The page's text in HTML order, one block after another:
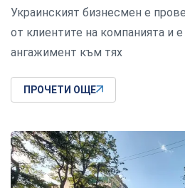
Украинският бизнесмен е
от клиентите на компанията и е
ангажимент към тях
ПРОЧЕТИ ОЩЕ